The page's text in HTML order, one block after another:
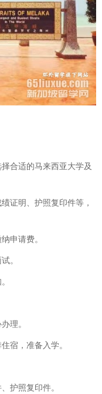
合适的马来西亚大学及
证明、护照复印件等，
申请费。
。
理。
宿，准备入学。
护照复印件。